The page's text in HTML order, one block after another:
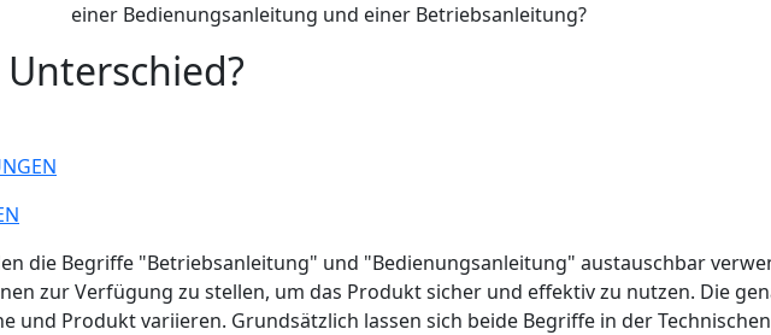
einer Bedienungsanleitung und einer Betriebsanleitung?
die Begriffe "Betriebsanleitung" und "Bedienungsanleitung" austauschbar
zur Verfügung zu stellen, um das Produkt sicher und effektiv zu nutzen. Die
und Produkt variieren. Grundsätzlich lassen sich beide Begriffe in der